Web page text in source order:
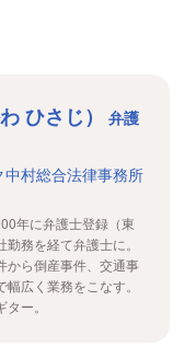
ひさじ）
弁護
村総合法律事務所
年に弁護士登録（東
務を経て弁護士に。
から倒産事件、交通事
広く業務をこなす。
ー。